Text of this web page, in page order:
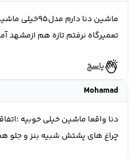
ماشین دنا دارم
تعمیرگاه نرفتم تازه هم
پاسخ
Mohamad
دنا واقعا ماشین خیلی خوبیه
چراغ های پشتش شبیه بنز و جلو